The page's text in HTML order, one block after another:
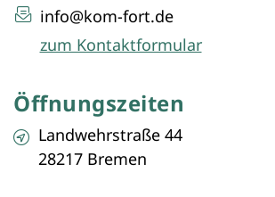
info@kom-fort.de
zum Kontaktformular
Öffnungszeiten
Landwehrstraße 44
28217 Bremen